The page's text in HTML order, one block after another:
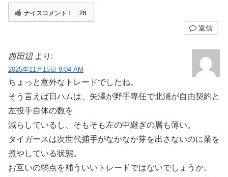
ナイスコメント！ 28
返信
西田辺 より:
2025年11月15日 9:04 AM
ちょっと意外なトレードでしたね。
そう言えば日ハムは、矢澤が野手専任で北浦が自由契約と
左投手自体の数を
減らしているし、そもそも左の中継ぎの層も薄い。
タイガースは次世代捕手がなかなか芽を出さないのに業を
煮やしている状態。
お互いの弱点を補ういいトレードではないでしょうか。